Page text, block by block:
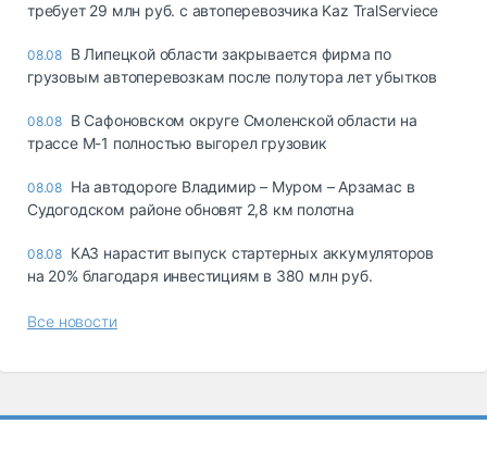
требует 29 млн руб. с автоперевозчика Kaz TralServiece
08.08 В Липецкой области закрывается фирма по
грузовым автоперевозкам после полутора лет убытков
08.08 В Сафоновском округе Смоленской области на
трассе М-1 полностью выгорел грузовик
08.08 На автодороге Владимир – Муром – Арзамас в
Судогодском районе обновят 2,8 км полотна
08.08 КАЗ нарастит выпуск стартерных аккумуляторов
на 20% благодаря инвестициям в 380 млн руб.
Все новости